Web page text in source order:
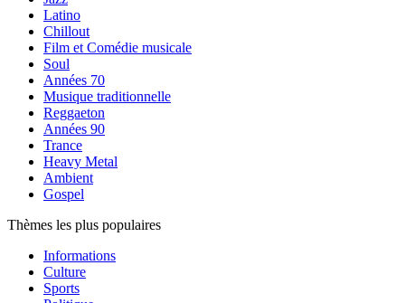
Latino
Chillout
Film et Comédie musicale
Soul
Années 70
Musique traditionnelle
Reggaeton
Années 90
Trance
Heavy Metal
Ambient
Gospel
Thèmes les plus populaires
Informations
Culture
Sports